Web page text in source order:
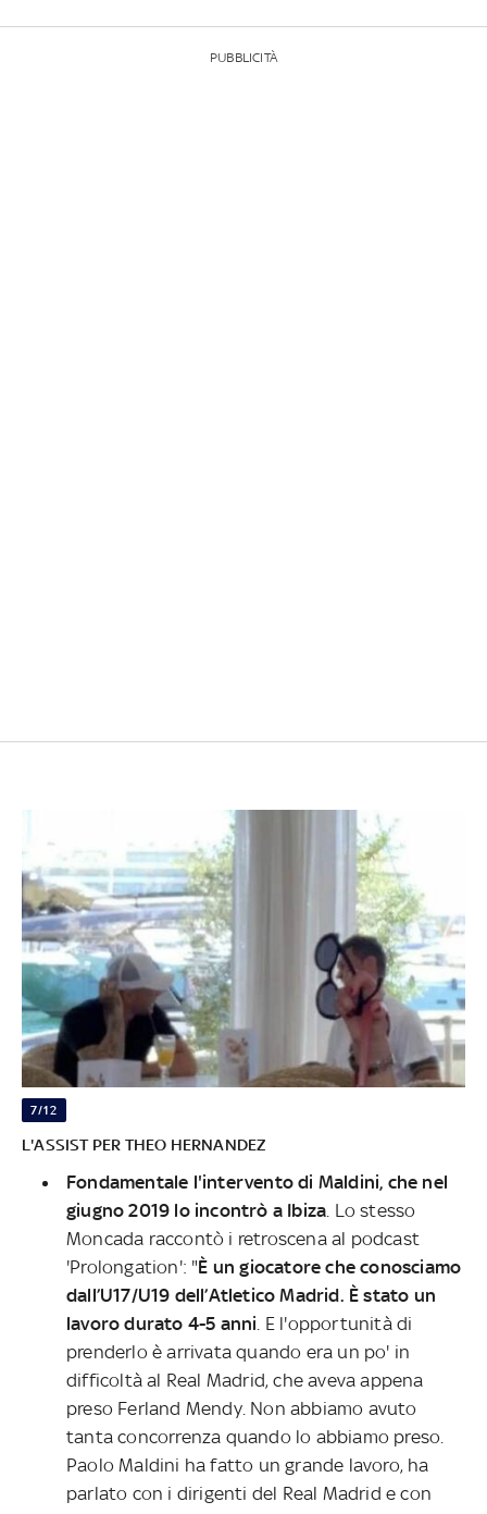
PUBBLICITÀ
7/12
L'ASSIST PER THEO HERNANDEZ
Fondamentale l'intervento di Maldini, che nel
giugno 2019 lo incontrò a Ibiza . Lo stesso
Moncada raccontò i retroscena al podcast
'Prolongation': "È un giocatore che conosciamo
dall’U17/U19 dell’Atletico Madrid. È stato un
lavoro durato 4-5 anni . E l'opportunità di
prenderlo è arrivata quando era un po' in
difficoltà al Real Madrid, che aveva appena
preso Ferland Mendy. Non abbiamo avuto
tanta concorrenza quando lo abbiamo preso.
Paolo Maldini ha fatto un grande lavoro, ha
parlato con i dirigenti del Real Madrid e con